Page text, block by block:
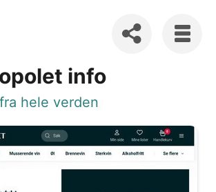
info
hele verden